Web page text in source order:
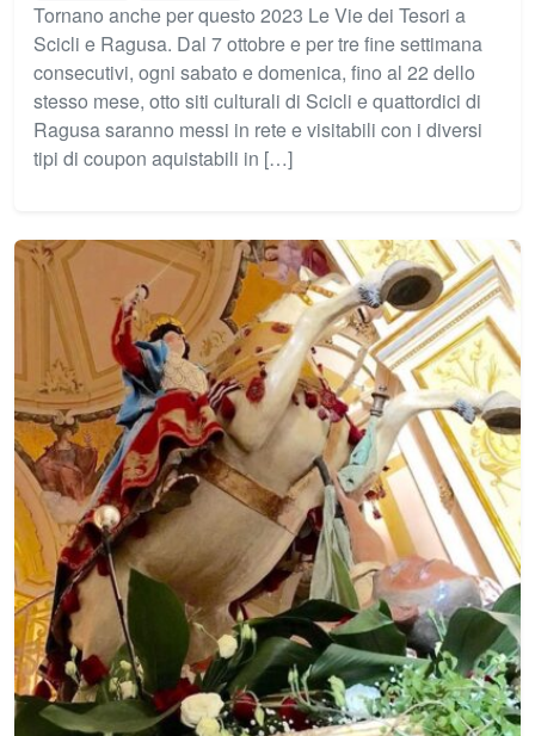
Tornano anche per questo 2023 Le Vie dei Tesori a
Scicli e Ragusa. Dal 7 ottobre e per tre fine settimana
consecutivi, ogni sabato e domenica, fino al 22 dello
stesso mese, otto siti culturali di Scicli e quattordici di
Ragusa saranno messi in rete e visitabili con i diversi
tipi di coupon aquistabili in […]